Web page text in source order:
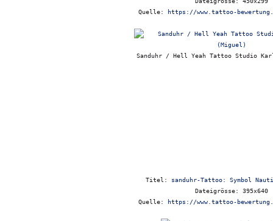
Quelle: https://www.tattoo-
Sanduhr / Hell Yeah Tattoo Studio
Titel: sanduhr-Tattoo: Symbol
Dateigrösse: 395x640
Quelle: https://www.tattoo-